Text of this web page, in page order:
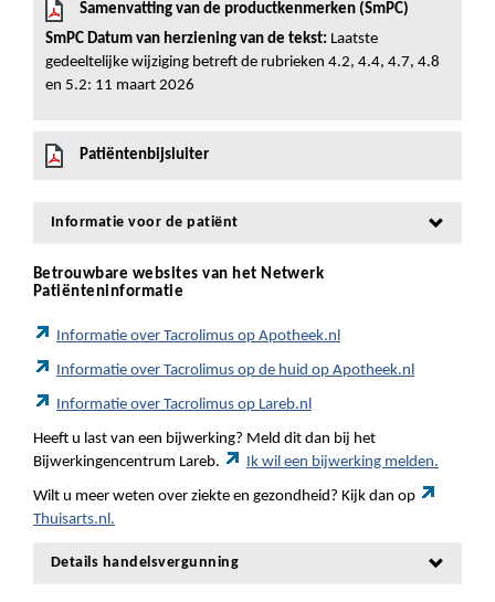
Samenvatting van de productkenmerken (SmPC)
SmPC Datum van herziening van de tekst: Laatste
gedeeltelijke wijziging betreft de rubrieken 4.2, 4.4, 4.7, 4.8
en 5.2: 11 maart 2026
Patiëntenbijsluiter
Informatie voor de patiënt
Betrouwbare websites van het Netwerk
Patiënteninformatie
Informatie over Tacrolimus op Apotheek.nl
Informatie over Tacrolimus op de huid op Apotheek.nl
Informatie over Tacrolimus op Lareb.nl
Heeft u last van een bijwerking? Meld dit dan bij het
Bijwerkingencentrum Lareb.
Ik wil een bijwerking melden.
Wilt u meer weten over ziekte en gezondheid? Kijk dan op
Thuisarts.nl.
Details handelsvergunning